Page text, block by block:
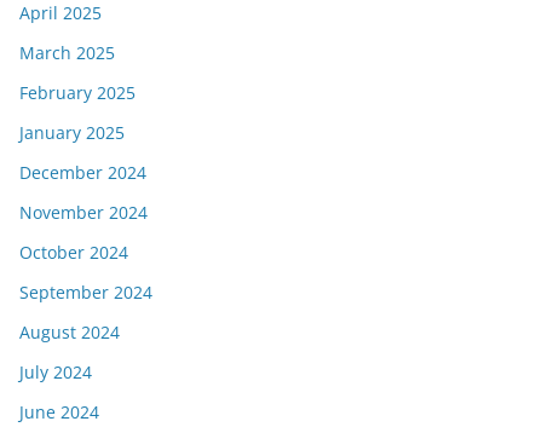
April 2025
March 2025
February 2025
January 2025
December 2024
November 2024
October 2024
September 2024
August 2024
July 2024
June 2024